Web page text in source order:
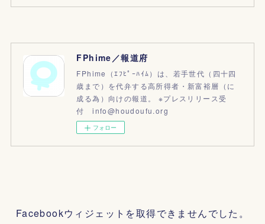
FPhime／報道府
FPhime（ｴﾌﾋﾟｰﾊｲﾑ）は、若手世代（四十四
歳まで）を代弁する高所得者・新富裕層（に
成る為）向けの報道。 ※プレスリリース受
付 info@houdoufu.org
フォロー
Facebookウィジェットを取得できませんでした。